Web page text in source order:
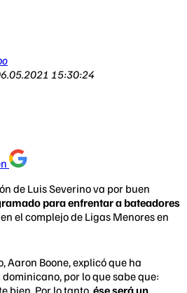
15:30:24
de Luis Severino va por buen
para enfrentar a bateadores
el complejo de Ligas Menores en
Aaron Boone, explicó que ha
por lo que sabe que:
bien. Por lo tanto, ése será un